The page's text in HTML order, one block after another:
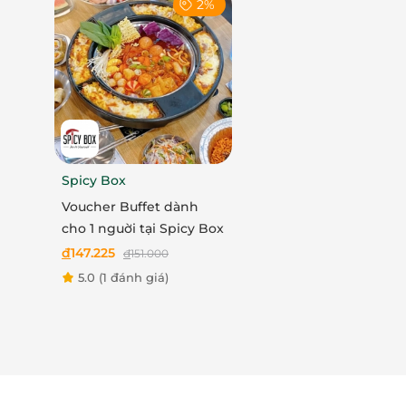
2%
Spicy Box
Voucher Buffet dành
cho 1 nguời tại Spicy Box
đ147.225 đ151.000
5.0 (1 đánh giá)